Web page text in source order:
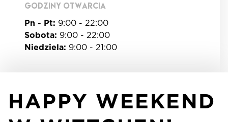
GODZINY OTWARCIA
Pn - Pt: 9:00 - 22:00
Sobota: 9:00 - 22:00
Niedziela: 9:00 - 21:00
HAPPY WEEKEND